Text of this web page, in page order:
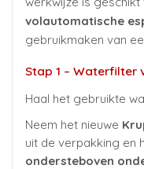
volautomatische
gebruikmaken van
Stap 1 – Waterfilter
Haal het gebruikte
Neem het nieuwe
uit de verpakking en
ondersteboven